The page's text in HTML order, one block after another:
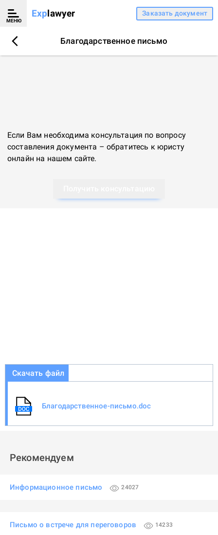
МЕНЮ
Explawyer Заказать документ
Благодарственное письмо
Если Вам необходима консультация по вопросу
составления документа – обратитесь к юристу
онлайн на нашем сайте.
Скачать файл
Благодарственное-письмо.doc
Рекомендуем
Информационное письмо 24027
Письмо о встрече для переговоров 14233